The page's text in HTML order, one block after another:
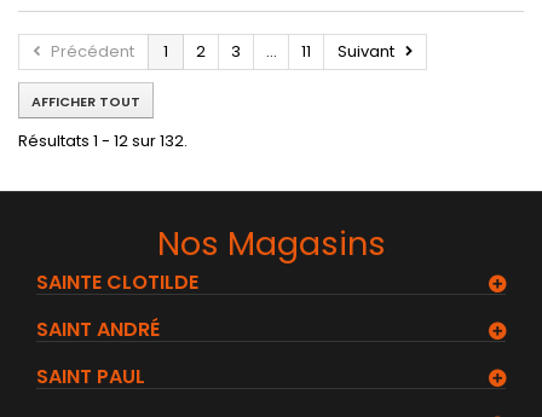
Précédent 1 2 3 ... 11 Suivant
AFFICHER TOUT
Résultats 1 - 12 sur 132.
Nos Magasins
SAINTE CLOTILDE
SAINT ANDRÉ
SAINT PAUL